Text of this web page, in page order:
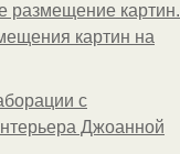
размещение картин.
картин на
с
Джоанной